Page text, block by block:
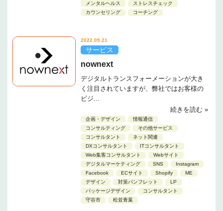
メンタルヘルス
ストレスチェック
カウンセリング
コーチング
2022.09.21
サービス
nownext
デジタルトランスフォーメーションが大き
く注目されていますが、弊社ではお客様の
ビジ...
続きを読む »
企画・デザイン
情報通信
コンサルティング
その他サービス
コンサルタント
ネット関連
DXコンサルタント
ITコンサルタント
Web集客コンサルタント
Webサイト
デジタルマーケティング
SNS
Instagram
Facebook
ECサイト Shopify
ME
デザイン
対策パンフレット
LP
パッケージデザイン
コンサルタント
守谷市
松並青葉